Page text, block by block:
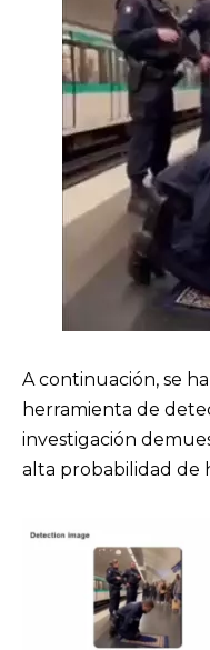
A continuación, se
herramienta de
investigación
alta probabilidad de